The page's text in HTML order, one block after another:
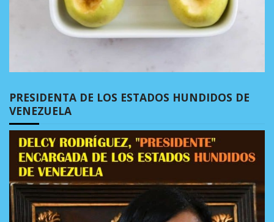
PRESIDENTA DE LOS ESTADOS HUNDIDOS DE
VENEZUELA